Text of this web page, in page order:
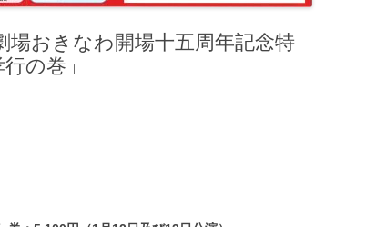
場おきなわ開場十五周年記念特
の巻」